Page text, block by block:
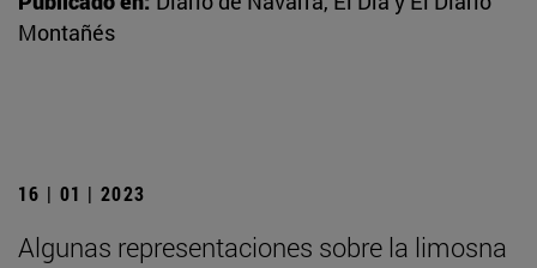
Montañés
16 | 01 | 2023
Algunas representaciones sobre la limosna